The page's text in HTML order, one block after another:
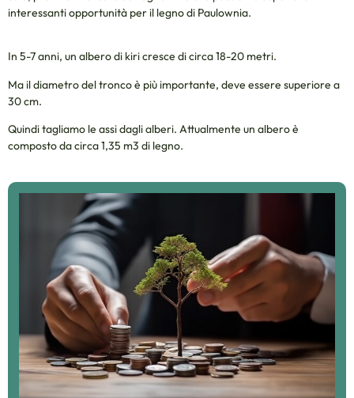
interessanti opportunità per il legno di Paulownia.
In 5-7 anni, un albero di kiri cresce di circa 18-20 metri.
Ma il diametro del tronco è più importante, deve essere superiore a
30 cm.
Quindi tagliamo le assi dagli alberi. Attualmente un albero è
composto da circa 1,35 m3 di legno.